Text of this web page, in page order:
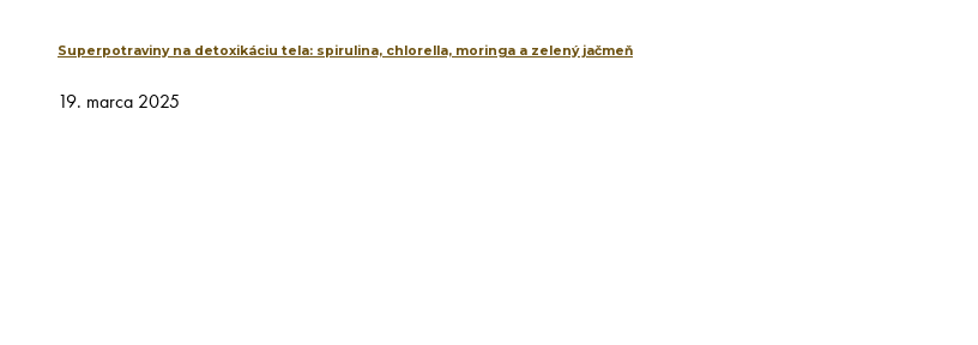
Superpotraviny na detoxikáciu tela: spirulina, chlorella, moringa a zelený jačmeň
19. marca 2025